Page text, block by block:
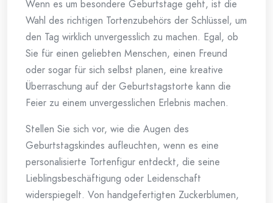
Wenn es um besondere Geburtstage geht, ist die
Wahl des richtigen Tortenzubehörs der Schlüssel, um
den Tag wirklich unvergesslich zu machen. Egal, ob
Sie für einen geliebten Menschen, einen Freund
oder sogar für sich selbst planen, eine kreative
Überraschung auf der Geburtstagstorte kann die
Feier zu einem unvergesslichen Erlebnis machen.
Stellen Sie sich vor, wie die Augen des
Geburtstagskindes aufleuchten, wenn es eine
personalisierte Tortenfigur entdeckt, die seine
Lieblingsbeschäftigung oder Leidenschaft
widerspiegelt. Von handgefertigten Zuckerblumen,